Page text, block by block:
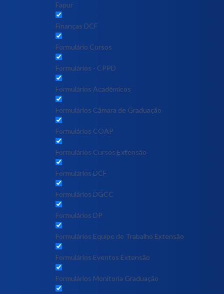
Fapur
Finanças DCF
Formulário Cursos
Formulários - CPPD
Formulários Acadêmicos
Formulários Câmara de Graduação
Formulários COAP
Formulários Cursos Extensão
Formulários DCF
Formulários DGCC
Formulários DP
Formulários Equipe de Trabalho Extensão
Formulários Eventos Extensão
Formulários Monitoria Graduação